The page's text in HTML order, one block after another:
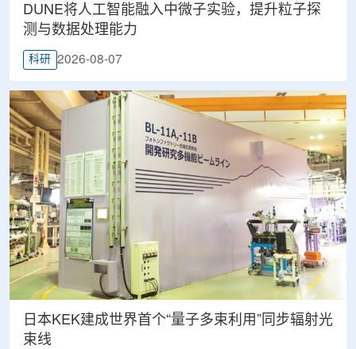
DUNE将人工智能融入中微子实验，提升粒子探
测与数据处理能力
科研 2026-08-07
日本KEK建成世界首个“量子多束利用”同步辐射光
束线